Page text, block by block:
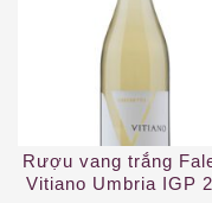
Rượu vang trắng
Vitiano Umbria IGP